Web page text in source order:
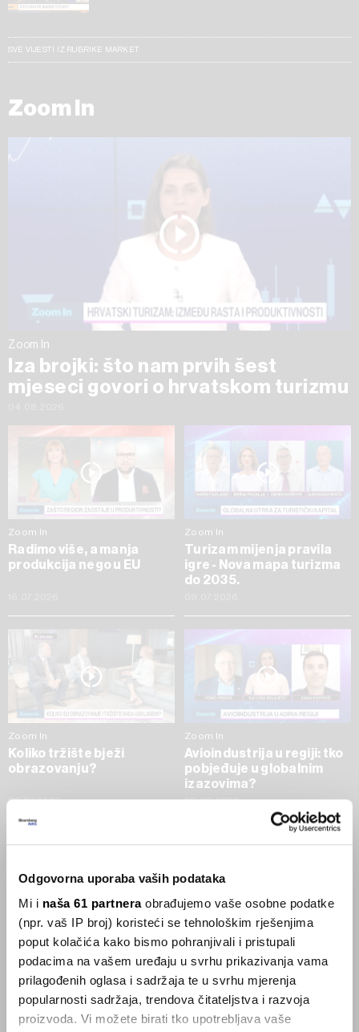
Odgovorna uporaba vaših podataka
Mi i naša 61 partneraobrađujemo vaše osobne podatke
(npr. vaš IP broj) koristeći se tehnološkim rješenjima
poput kolačića kako bismo pohranjivali i pristupali
podacima na vašem uređaju u svrhu prikazivanja vama
prilagođenih oglasa i sadržaja te u svrhu mjerenja
popularnosti sadržaja, trendova čitateljstva i razvoja
proizvoda. Vi možete birati tko upotrebljava vaše
SVE VIJESTI IZ RUBRIKE MARKET
Zoom In
Zoom In
Iza brojki: što nam prvih šest
mjeseci govori o hrvatskom turizmu
Zoom In
Radimo više, a manja
produkcija nego u EU
Zoom In
Turizam mijenja pravila
igre - Nova mapa turizma
do 2035.
Zoom In
Koliko tržište bježi
obrazovanju?
02.07.2026
Zoom In
Avioindustrija u regiji: tko
pobjeđuje u globalnim
izazovima?
23.06.2026
SVE VIJESTI IZ RUBRIKE ZOOM IN
Businessweek Adria
Korisnici GLP-1 lijekova mršave,
ekonomija se deblja
Visok trošak selidbe kompanija iz Kine